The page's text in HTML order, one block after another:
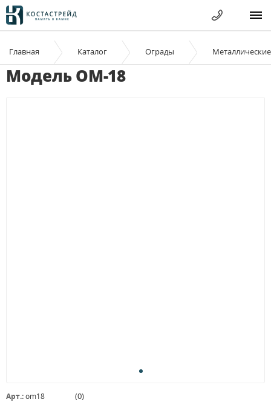
Главная Каталог Ограды Металлические
Модель ОМ-18
Арт.:om18 (0)